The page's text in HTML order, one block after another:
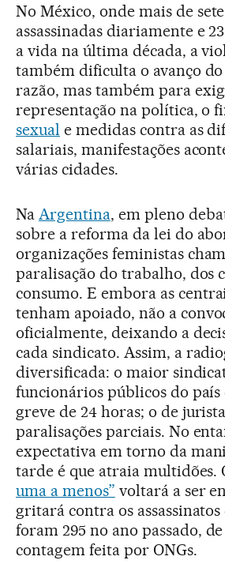
No México, onde mais de
assassinadas diariamente e
a vida na última década, a
também dificulta o avanço do
razão, mas também para
representação na política, o
sexual e medidas contra as
salariais, manifestações
várias cidades.
Na Argentina, em pleno
sobre a reforma da lei do
organizações feministas
paralisação do trabalho, dos
consumo. E embora as
tenham apoiado, não a
oficialmente, deixando a
cada sindicato. Assim, a
diversificada: o maior
funcionários públicos do país
greve de 24 horas; o de
paralisações parciais. No
expectativa em torno da
tarde é que atraia multidões.
uma a menos” voltará a ser
gritará contra os
foram 295 no ano passado,
contagem feita por ONGs.